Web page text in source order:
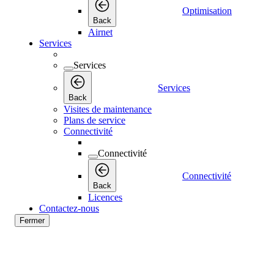
Back
Optimisation
Airnet
Services
Services
Back
Services
Visites de maintenance
Plans de service
Connectivité
Connectivité
Back
Connectivité
Licences
Contactez-nous
Fermer